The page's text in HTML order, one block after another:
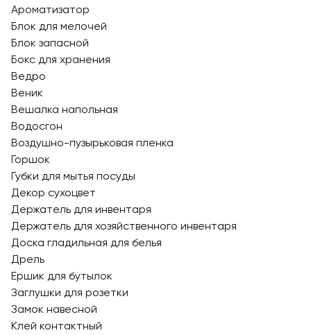
Ароматизатор
Блок для мелочей
Блок запасной
Бокс для хранения
Ведро
Веник
Вешалка напольная
Водосгон
Воздушно-пузырьковая пленка
Горшок
Губки для мытья посуды
Декор сухоцвет
Держатель для инвентаря
Держатель для хозяйственного инвентаря
Доска гладильная для белья
Дрель
Ершик для бутылок
Заглушки для розетки
Замок навесной
Клей контактный